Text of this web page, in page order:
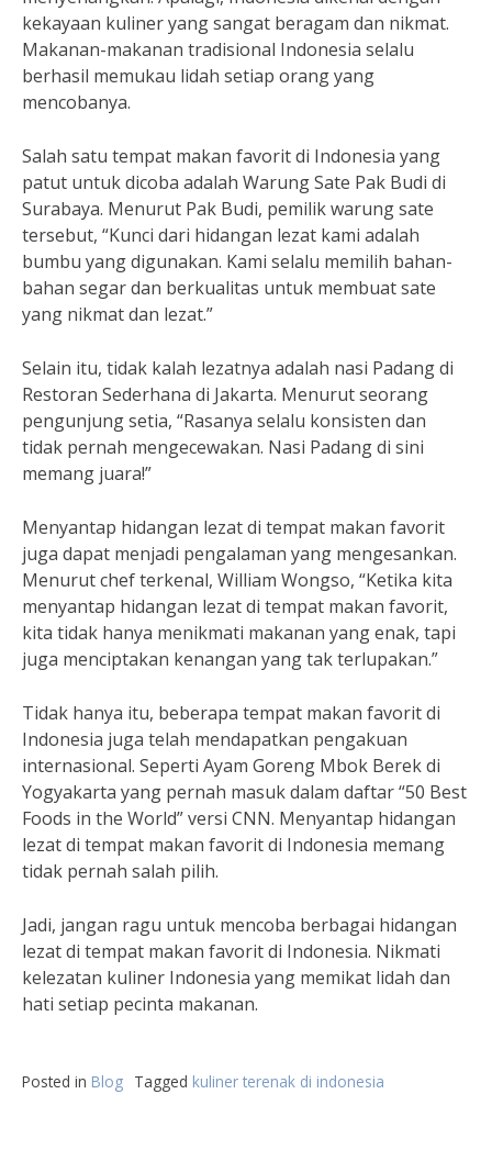
kekayaan kuliner yang sangat beragam dan nikmat.
Makanan-makanan tradisional Indonesia selalu
berhasil memukau lidah setiap orang yang
mencobanya.
Salah satu tempat makan favorit di Indonesia yang
patut untuk dicoba adalah Warung Sate Pak Budi di
Surabaya. Menurut Pak Budi, pemilik warung sate
tersebut, “Kunci dari hidangan lezat kami adalah
bumbu yang digunakan. Kami selalu memilih bahan-
bahan segar dan berkualitas untuk membuat sate
yang nikmat dan lezat.”
Selain itu, tidak kalah lezatnya adalah nasi Padang di
Restoran Sederhana di Jakarta. Menurut seorang
pengunjung setia, “Rasanya selalu konsisten dan
tidak pernah mengecewakan. Nasi Padang di sini
memang juara!”
Menyantap hidangan lezat di tempat makan favorit
juga dapat menjadi pengalaman yang mengesankan.
Menurut chef terkenal, William Wongso, “Ketika kita
menyantap hidangan lezat di tempat makan favorit,
kita tidak hanya menikmati makanan yang enak, tapi
juga menciptakan kenangan yang tak terlupakan.”
Tidak hanya itu, beberapa tempat makan favorit di
Indonesia juga telah mendapatkan pengakuan
internasional. Seperti Ayam Goreng Mbok Berek di
Yogyakarta yang pernah masuk dalam daftar “50 Best
Foods in the World” versi CNN. Menyantap hidangan
lezat di tempat makan favorit di Indonesia memang
tidak pernah salah pilih.
Jadi, jangan ragu untuk mencoba berbagai hidangan
lezat di tempat makan favorit di Indonesia. Nikmati
kelezatan kuliner Indonesia yang memikat lidah dan
hati setiap pecinta makanan.
Posted in Blog Tagged kuliner terenak di indonesia